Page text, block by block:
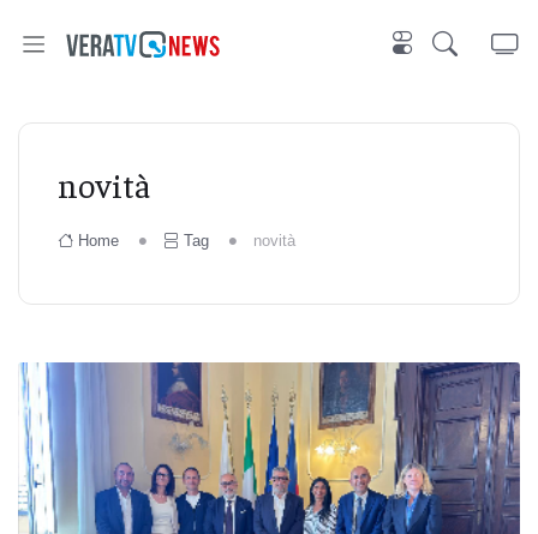
novità
Home Tag novità